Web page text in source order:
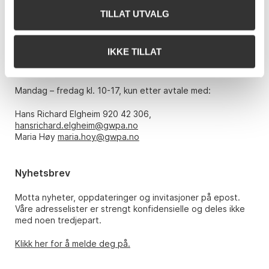
TILLAT UTVALG
IKKE TILLAT
E-post:post@gwpa.no
Åpningstider
Mandag – fredag kl. 10-17, kun etter avtale med:
Hans Richard Elgheim 920 42 306,
hansrichard.elgheim@gwpa.no
Maria Høy maria.hoy@gwpa.no
Nyhetsbrev
Motta nyheter, oppdateringer og invitasjoner på epost.
Våre adresselister er strengt konfidensielle og deles ikke
med noen tredjepart.
Klikk her for å melde deg på.